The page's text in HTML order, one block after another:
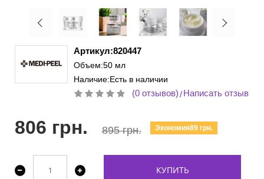
Артикул:820447
Объем:50 мл
Наличие:Есть в наличии
(0 отзывов)/Написать отзыв
806 грн. 895 грн. Экономия89 грн.
КУПИТЬ